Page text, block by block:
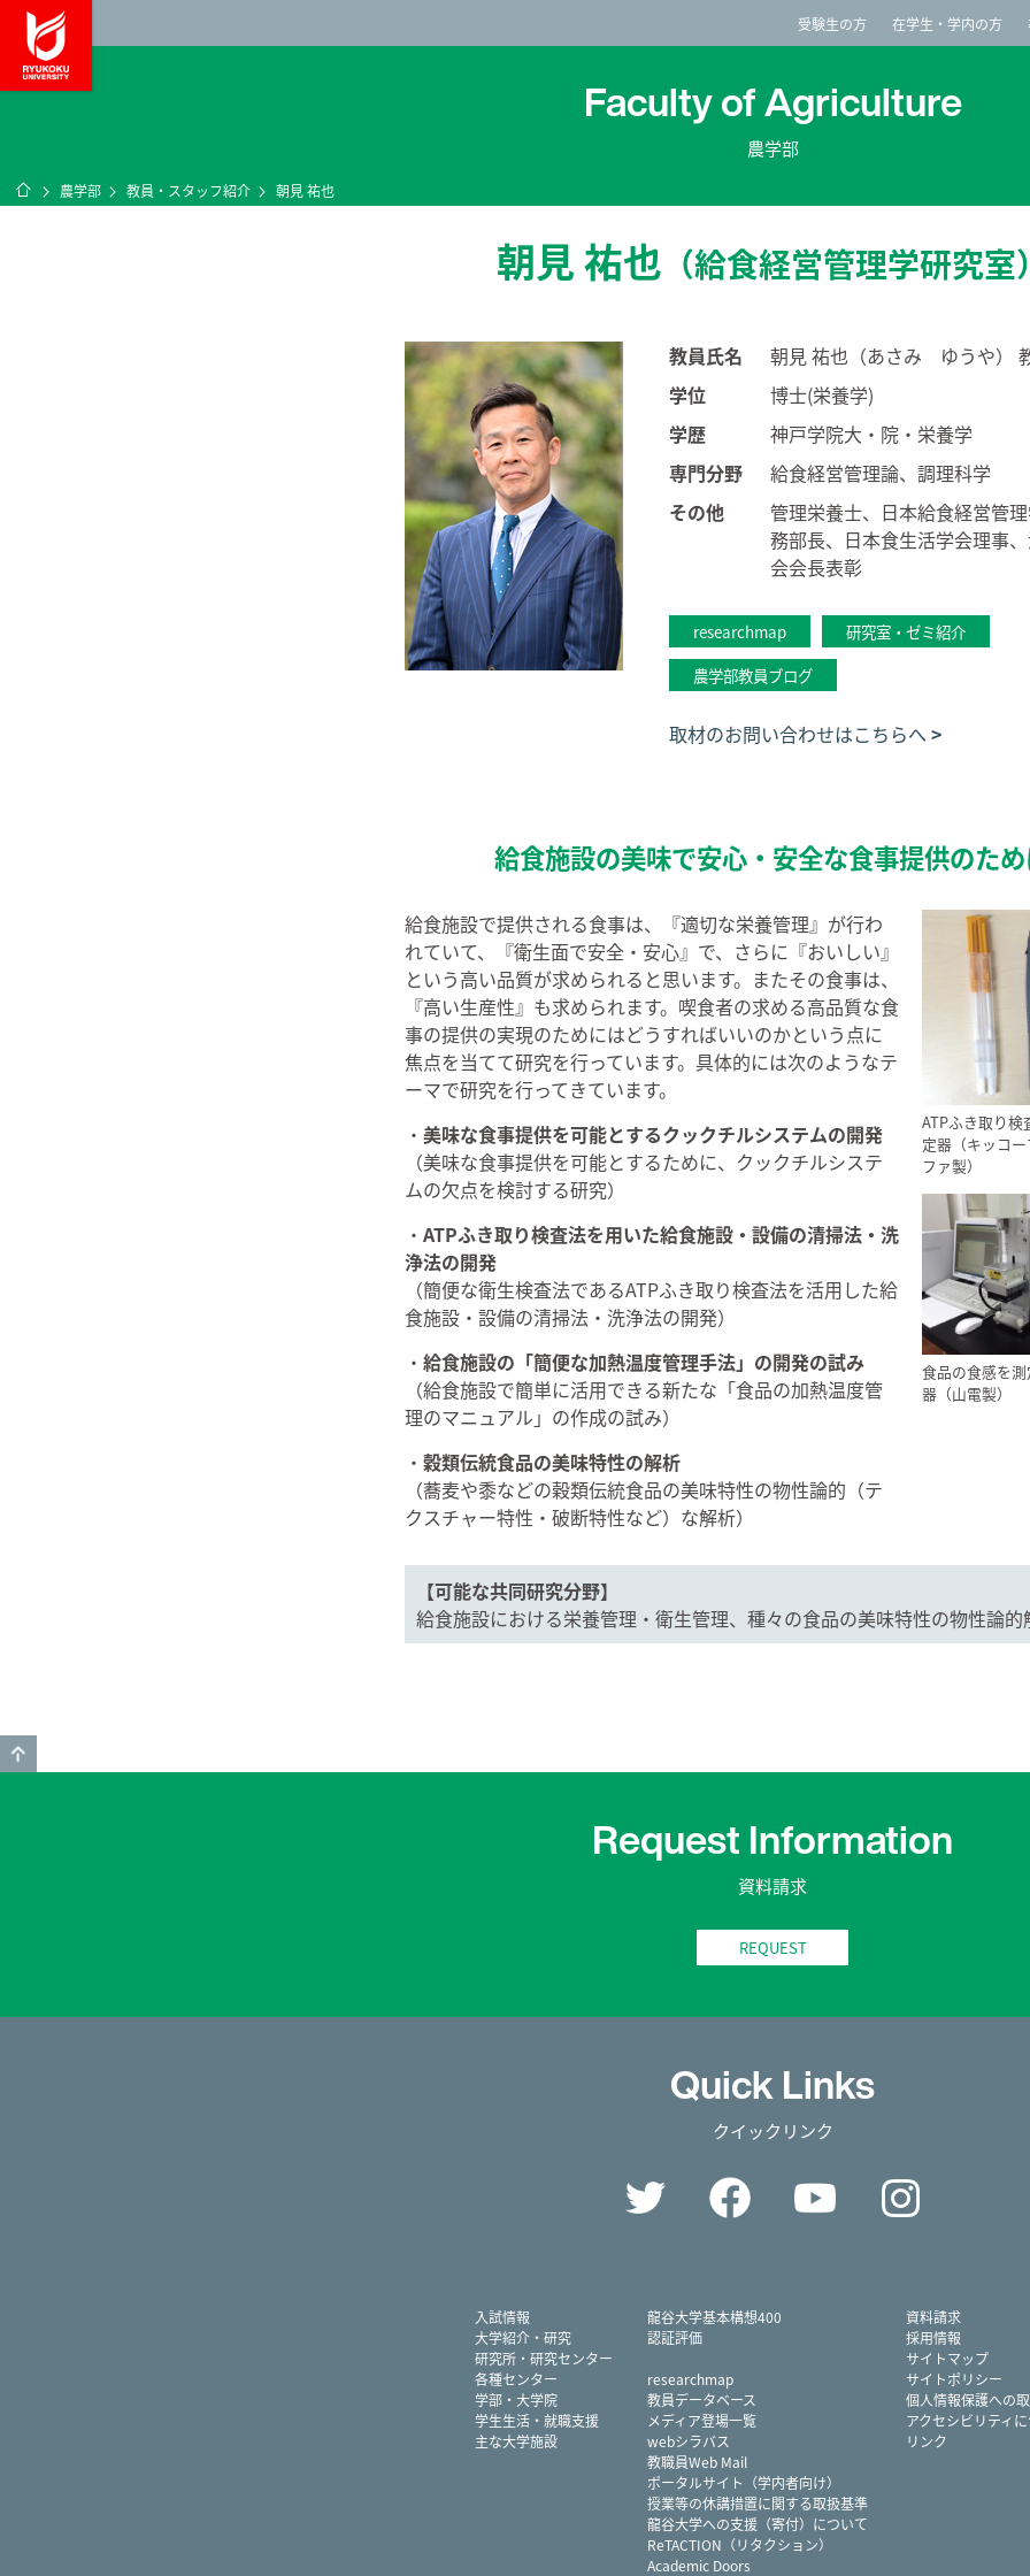
受験生の方 在学生・学内の方
Faculty of Agriculture
農学部
ホーム
農学部 教員・スタッフ紹介 朝見 祐也
朝見 祐也 （給食経営管理学研究室
教員氏名
朝見 祐也（あさみ ゆうや）
学位
博士(栄養学)
学歴
神戸学院大・院・栄養学
専門分野
給食経営管理論、調理科学
その他
管理栄養士、日本給食経営管
務部長、日本食生活学会理事
会会長表彰
researchmap
研究室・ゼミ紹介
農学部教員ブログ
取材のお問い合わせはこちらへ
給食施設の美味で安心・安全な食事提供のた
給食施設で提供される食事は、『適切な栄養管理』が行わ
れていて、『衛生面で安全・安心』で、さらに『おいしい』
という高い品質が求められると思います。またその食事は、
『高い生産性』も求められます。喫食者の求める高品質な食
事の提供の実現のためにはどうすればいいのかという点に
焦点を当てて研究を行っています。具体的には次のようなテ
ーマで研究を行ってきています。
・ 美味な食事提供を可能とするクックチルシステムの開発
（美味な食事提供を可能とするために、クックチルシステ
ムの欠点を検討する研究）
・ ATPふき取り検査法を用いた給食施設・設備の清掃法・洗
浄法の開発
（簡便な衛生検査法であるATPふき取り検査法を活用した給
食施設・設備の清掃法・洗浄法の開発）
・ 給食施設の「簡便な加熱温度管理手法」の開発の試み
（給食施設で簡単に活用できる新たな「食品の加熱温度管
理のマニュアル」の作成の試み）
・ 穀類伝統食品の美味特性の解析
（蕎麦や黍などの穀類伝統食品の美味特性の物性論的（テ
クスチャー特性・破断特性など）な解析）
ATPふき取り
定器（キッコ
ファ製）
食品の食感を
器（山電製）
【可能な共同研究分野】
給食施設における栄養管理・衛生管理、種々の食品の美味特性の物性論的
Request Information
資料請求
REQUEST
Quick Links
クイックリンク
Twitter FacebookYouTube
入試情報
大学紹介・研究
研究所・研究センター
各種センター
学部・大学院
学生生活・就職支援
主な大学施設
龍谷大学基本構想400
認証評価
researchmap
教員データベース
メディア登場一覧
webシラバス
教職員Web Mail
ポータルサイト（学内者向け）
授業等の休講措置に関する取扱基準
龍谷大学への支援（寄付）について
ReTACTION（リタクション）
Academic Doors
資料請求
採用情報
サイトマップ
サイトポリシー
個人情報保護への
アクセシビリティ
リンク